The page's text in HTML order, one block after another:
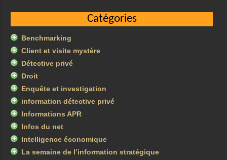
Catégories
Benchmarking
Client et visite mystère
Détective privé
Droit
Enquête et investigation
information détective privé
Informations APR
Infos du net
Intelligence économique
La semaine de l’information stratégique